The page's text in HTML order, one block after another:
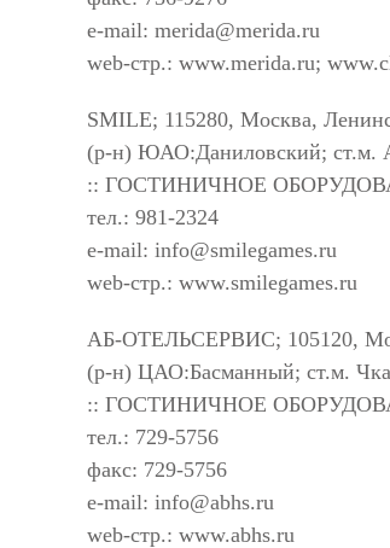
e-mail: merida@merida.ru
web-стр.: www.merida.ru;
SMILE; 115280, Москва,
(р-н) ЮАО:Даниловский; ст.м.
:: ГОСТИНИЧНОЕ
тел.: 981-2324
e-mail: info@smilegames.ru
web-стр.: www.smilegames.ru
АБ-ОТЕЛЬСЕРВИС; 105120,
(р-н) ЦАО:Басманный; ст.м.
:: ГОСТИНИЧНОЕ
тел.: 729-5756
факс: 729-5756
e-mail: info@abhs.ru
web-стр.: www.abhs.ru